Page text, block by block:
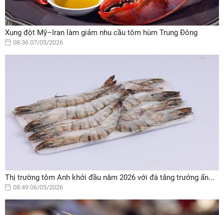
Xung đột Mỹ–Iran làm giảm nhu cầu tôm hùm Trung Đông
08:36 07/05/2026
Thị trường tôm Anh khởi đầu năm 2026 với đà tăng trưởng ấn...
08:49 06/05/2026